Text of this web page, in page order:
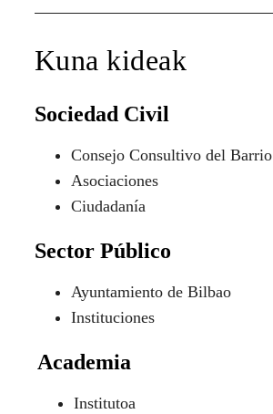
Kuna kideak
Sociedad Civil
Consejo Consultivo del Barrio
Asociaciones
Ciudadanía
Sector Público
Ayuntamiento de Bilbao
Instituciones
Academia
Institutoa